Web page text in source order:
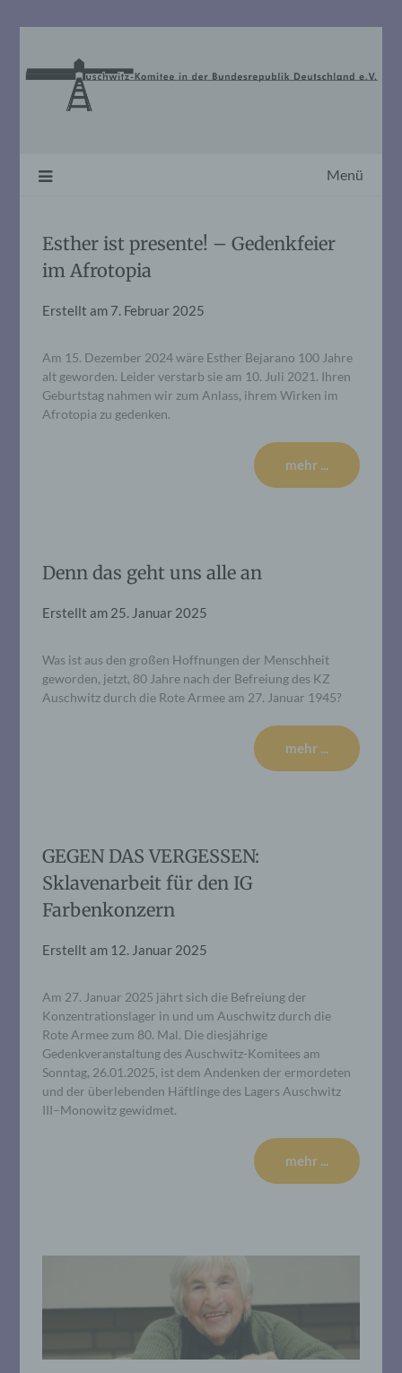
Menü
Esther ist presente! – Gedenkfeier
im Afrotopia
Erstellt am 7. Februar 2025
Am 15. Dezember 2024 wäre Esther Bejarano 100 Jahre
alt geworden. Leider verstarb sie am 10. Juli 2021. Ihren
Geburtstag nahmen wir zum Anlass, ihrem Wirken im
Afrotopia zu gedenken.
mehr ...
Denn das geht uns alle an
Erstellt am 25. Januar 2025
Was ist aus den großen Hoffnungen der Menschheit
geworden, jetzt, 80 Jahre nach der Befreiung des KZ
Auschwitz durch die Rote Armee am 27. Januar 1945?
mehr ...
GEGEN DAS VERGESSEN:
Sklavenarbeit für den IG
Farbenkonzern
Erstellt am 12. Januar 2025
Am 27. Januar 2025 jährt sich die Befreiung der
Konzentrationslager in und um Auschwitz durch die
Rote Armee zum 80. Mal. Die diesjährige
Gedenkveranstaltung des Auschwitz-Komitees am
Sonntag, 26.01.2025, ist dem Andenken der ermordeten
und der überlebenden Häftlinge des Lagers Auschwitz
III–Monowitz gewidmet.
mehr ...